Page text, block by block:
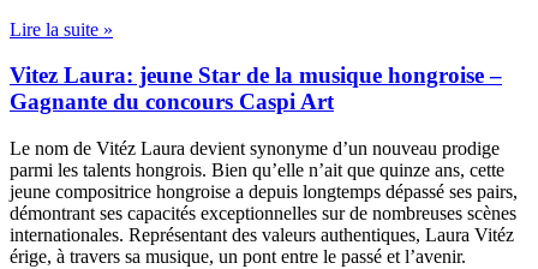
Lire la suite »
Vitez Laura: jeune Star de la musique hongroise –
Gagnante du concours Caspi Art
Le nom de Vitéz Laura devient synonyme d’un nouveau prodige
parmi les talents hongrois. Bien qu’elle n’ait que quinze ans, cette
jeune compositrice hongroise a depuis longtemps dépassé ses pairs,
démontrant ses capacités exceptionnelles sur de nombreuses scènes
internationales. Représentant des valeurs authentiques, Laura Vitéz
érige, à travers sa musique, un pont entre le passé et l’avenir.